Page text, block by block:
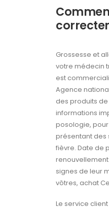
Grossesse et
votre médecin
est
Agence
des produits
informations
posologie, pour
présentant des
fièvre. Date de
renouvellement
signes de leur
vôtres, achat
Le service